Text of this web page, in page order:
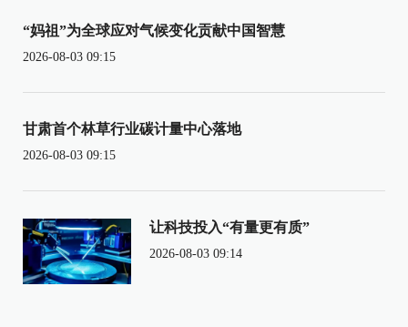
“妈祖”为全球应对气候变化贡献中国智慧
2026-08-03 09:15
甘肃首个林草行业碳计量中心落地
2026-08-03 09:15
让科技投入“有量更有质”
2026-08-03 09:14